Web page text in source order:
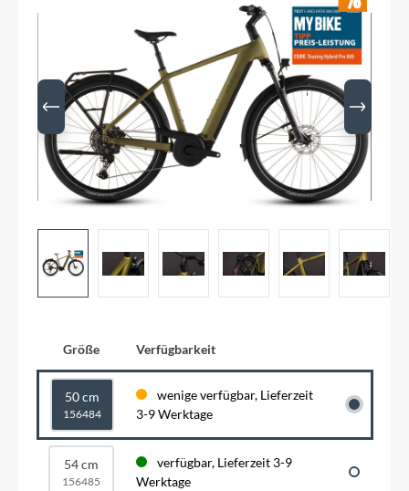
Größe Verfügbarkeit
50 cm
156484
wenige verfügbar, Lieferzeit
3-9 Werktage
54 cm
156485
verfügbar, Lieferzeit 3-9
Werktage